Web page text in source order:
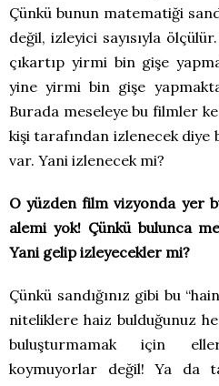
Çünkü bunun matematiği
değil, izleyici sayısıyla
çıkartıp yirmi bin gişe
yine yirmi bin gişe
Burada meseleye bu filmler
kişi tarafından izlenecek diye
var. Yani izlenecek mi?
O yüzden film vizyonda yer
alemi yok! Çünkü bulunca
Yani gelip izleyecekler mi?
Çünkü sandığınız gibi bu
niteliklere haiz bulduğunuz
buluşturmamak için
koymuyorlar değil! Ya da